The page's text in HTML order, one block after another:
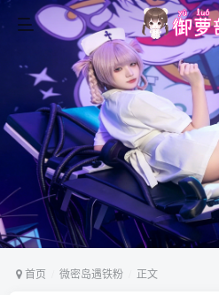
首页 微密岛遇铁粉 正文